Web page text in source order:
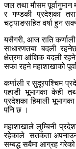
जल तथा मौसम
र गण्डकी प्रदेशका
चट्याङसहित वर्षा हुन
यसैगरी, आज राति
साधारणतया बदली
क्षेत्रमा आंशिक बदली
सफा रहने महाशाखाको
कर्णाली र सुदूरपश्चिम
पहाडी भूभागका केही
प्रदेशका हिमाली
पनि छ ।
महाशाखाले लुम्बिनी
रहेकाले सतर्कता
सम्बद्ध सबैमा आग्रह